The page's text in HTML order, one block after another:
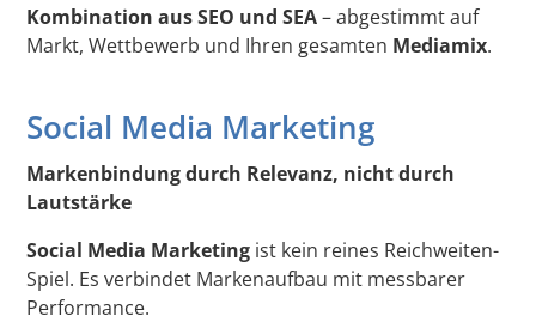
Kombination aus SEO und SEA– abgestimmt auf
Markt, Wettbewerb und Ihren gesamten Mediamix.
Social Media Marketing
Markenbindung durch Relevanz, nicht durch
Lautstärke
Social Media Marketing ist kein reines Reichweiten-
Spiel. Es verbindet Markenaufbau mit messbarer
Performance.